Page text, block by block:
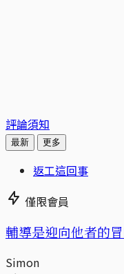
評論須知
最新 更多
返工這回事
僅限會員
輔導是迎向他者的
Simon